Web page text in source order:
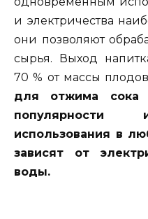
и электричества
они позволяют
сырья. Выход
70 % от массы
для отжима
популярности
использования в
зависят от
воды.